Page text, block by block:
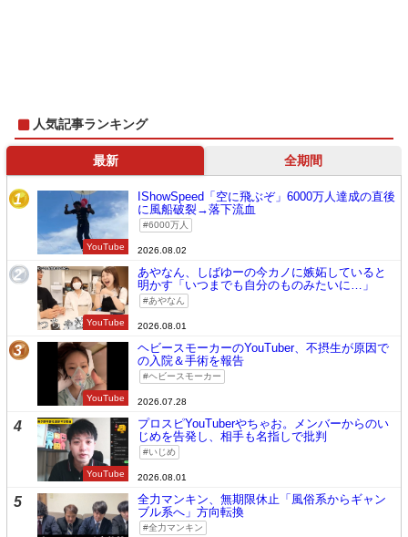
人気記事ランキング
最新 全期間
1
YouTube
IShowSpeed「空に飛ぶぞ」6000万人達成の直後
に風船破裂→落下流血
6000万人
2026.08.02
2
YouTube
あやなん、しばゆーの今カノに嫉妬していると
明かす「いつまでも自分のものみたいに…」
あやなん
2026.08.01
3
YouTube
ヘビースモーカーのYouTuber、不摂生が原因で
の入院＆手術を報告
ヘビースモーカー
2026.07.28
4
YouTube
プロスピYouTuberやちゃお。メンバーからのい
じめを告発し、相手も名指しで批判
いじめ
2026.08.01
5
全力マンキン、無期限休止「風俗系からギャン
ブル系へ」方向転換
全力マンキン